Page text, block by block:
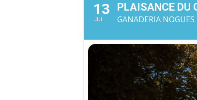
13
JUL
PLAISANCE DU
GANADERIA